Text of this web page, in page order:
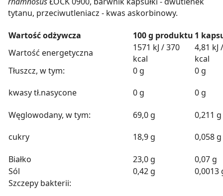
tytanu, przeciwutleniacz - kwas askorbinowy.
Wartość odżywcza 100 g produktu 1
Wartość energetyczna
1571 kJ / 370
kcal
4,81 kJ
kcal
Tłuszcz, w tym:
kwasy tł.nasycone
0 g
0 g
0 g
0 g
Węglowodany, w tym:
cukry
69,0 g
18,9 g
0,211 g
0,058 g
Białko 23,0 g
0,07 g
Sól
0,42 g
0,0013
Szczepy bakterii: